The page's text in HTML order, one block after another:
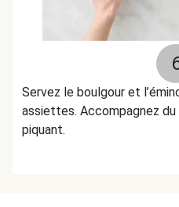
Servez le boulgour et
assiettes. Accompagnez du
piquant.